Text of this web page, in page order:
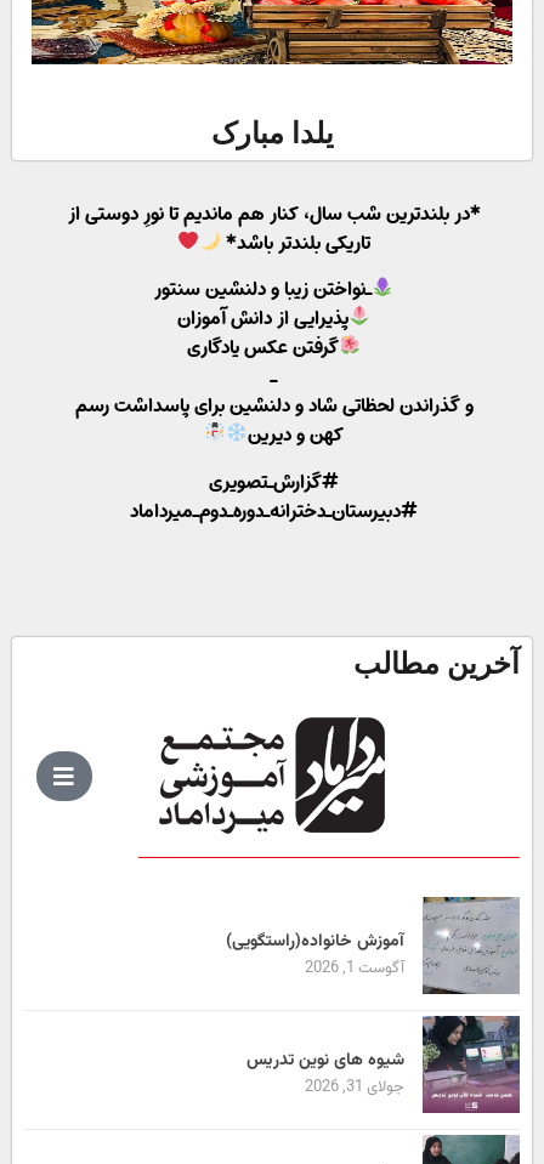
یلدا مبارک
*در بلندترین شب سال، کنار هم ماندیم تا نورِ دوستی از
تاریکی بلندتر باشد*
_نواختن زیبا و دلنشین سنتور
پذیرایی از دانش آموزان
گرفتن عکس یادگاری
_
و گذراندن لحظاتی شاد و دلنشین برای پاسداشت رسم
کهن و دیرین
#گزارش_تصویری
#دبیرستان_دخترانه_دوره_دوم_میرداماد
آخرین مطالب
آموزش خانواده(راستگویی)
آگوست 1, 2026
شیوه های نوین تدریس
جولای 31, 2026